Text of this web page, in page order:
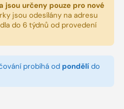
jsou určeny pouze pro nové
jsou odesílány na adresu
do 6 týdnů od provedení
probíhá od pondělí do